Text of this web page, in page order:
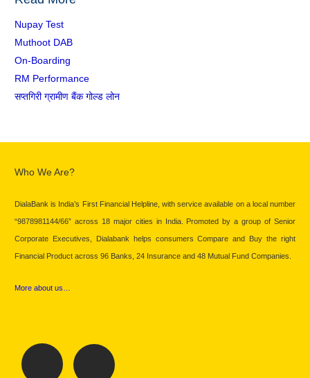
Nupay Test
Muthoot DAB
On-Boarding
RM Performance
सप्तगिरी ग्रामीण बैंक गोल्ड लोन
Who We Are?
DialaBank is India’s First Financial Helpline, with service available on a local number
“9878981144/66” across 18 major cities in India. Promoted by a group of Senior
Corporate Executives, Dialabank helps consumers Compare and Buy the right
Financial Product across 96 Banks, 24 Insurance and 48 Mutual Fund Companies.
More about us…